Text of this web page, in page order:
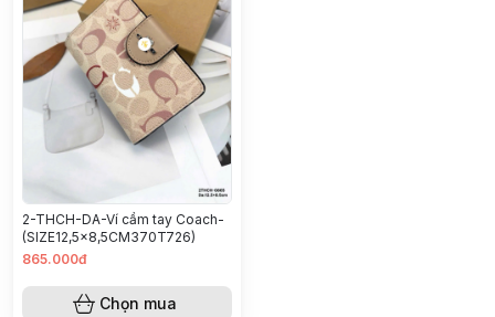
2-THCH-DA-Ví cầm tay Coach-
(SIZE12,5x8,5CM370T726)
865.000đ
Chọn mua